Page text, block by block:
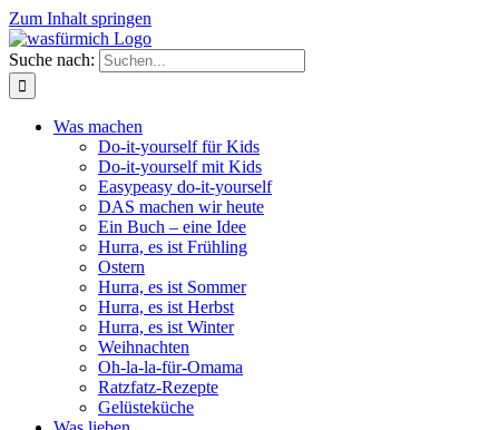
Zum Inhalt springen
Suche nach:
Was machen
Do-it-yourself für Kids
Do-it-yourself mit Kids
Easypeasy do-it-yourself
DAS machen wir heute
Ein Buch – eine Idee
Hurra, es ist Frühling
Ostern
Hurra, es ist Sommer
Hurra, es ist Herbst
Hurra, es ist Winter
Weihnachten
Oh-la-la-für-Omama
Ratzfatz-Rezepte
Gelüsteküche